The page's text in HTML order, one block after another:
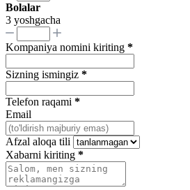
Bolalar
3 yoshgacha
Kompaniya nomini kiriting *
Sizning ismingiz *
Telefon raqami *
Email
Afzal aloqa tili
Xabarni kiriting *